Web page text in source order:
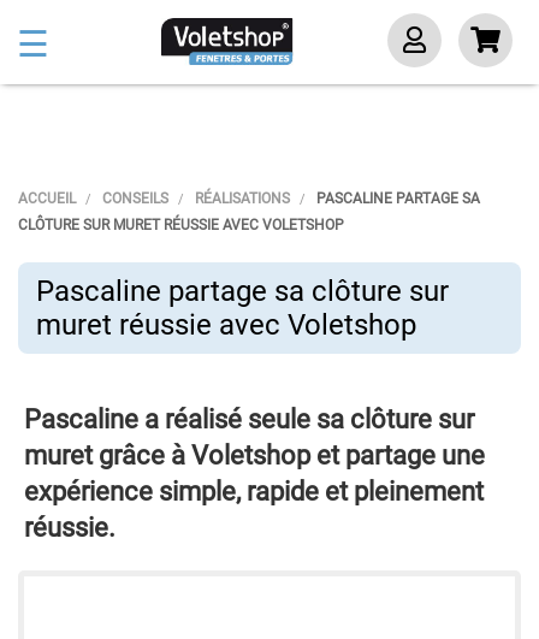
Basculer
la
☰
ACCUEIL CONSEILS RÉALISATIONS
PASCALINE PARTAGE SA
CLÔTURE SUR MURET RÉUSSIE AVEC VOLETSHOP
Pascaline partage sa clôture sur
muret réussie avec Voletshop
Pascaline a réalisé seule sa clôture sur
muret grâce à Voletshop et partage une
expérience simple, rapide et pleinement
réussie.